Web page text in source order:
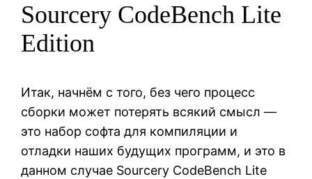
Sourcery CodeBench Lite
Edition
Итак, начнём с того, без чего процесс
сборки может потерять всякий смысл —
это набор софта для компиляции и
отладки наших будущих программ, и это в
данном случае Sourcery CodeBench Lite